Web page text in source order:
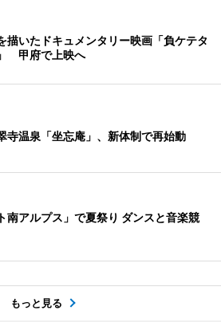
描いたドキュメンタリー映画「負ケテタ
甲府で上映へ
寺温泉「坐忘庵」、新体制で再始動
南アルプス」で夏祭り ダンスと音楽競
もっと見る